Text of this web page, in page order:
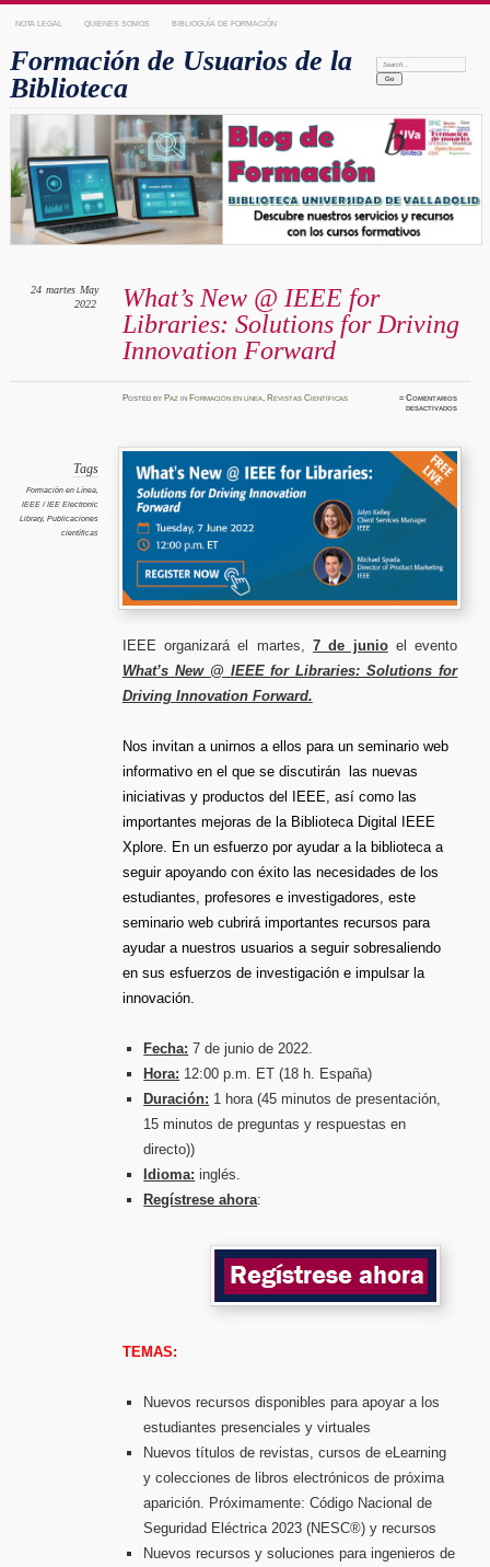
NOTA LEGAL QUIENES SOMOS BIBLIOGUÍA DE FORMACIÓN
Formación de Usuarios de la
Biblioteca
Search:
What’s New @ IEEE for
Libraries: Solutions for Driving
Innovation Forward
24 martes May
2022
PostedbyPaz inFormación en línea ,Revistas Científicas ≈Comentarios
desactivadosen
IEEE
Tags
Formación en Línea,
IEEE / IEE Electronic
Library, Publicaciones
científicas
IEEE organizará el martes,7 de junioel evento
What’s New @ IEEE for Libraries: Solutions for
Driving Innovation Forward.
Nos invitan a unirnos a ellos para un seminario web
informativo en el que se discutirán las nuevas
iniciativas y productos del IEEE, así como las
importantes mejoras de la Biblioteca Digital IEEE
Xplore. En un esfuerzo por ayudar a la biblioteca a
seguir apoyando con éxito las necesidades de los
estudiantes, profesores e investigadores, este
seminario web cubrirá importantes recursos para
ayudar a nuestros usuarios a seguir sobresaliendo
en sus esfuerzos de investigación e impulsar la
innovación.
Fecha: 7 de junio de 2022.
Hora: 12:00 p.m. ET (18 h. España)
Duración: 1 hora (45 minutos de presentación,
15 minutos de preguntas y respuestas en
directo))
Idioma: inglés.
Regístrese ahora:
TEMAS:
Nuevos recursos disponibles para apoyar a los
estudiantes presenciales y virtuales
Nuevos títulos de revistas, cursos de eLearning
y colecciones de libros electrónicos de próxima
aparición. Próximamente: Código Nacional de
Seguridad Eléctrica 2023 (NESC®) y recursos
Nuevos recursos y soluciones para ingenieros de